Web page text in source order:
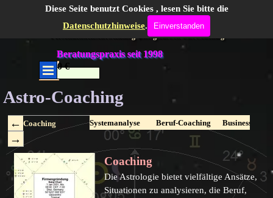
Diese Seite benutzt Cookies , lesen Sie bitte die
Datenschutzhinweise. Einverstanden
Direkt zum Seiteninhalt
Gabrielle Moog, gepr. Astrologin DAV
Persönlichkeitsentwicklung-Energiearbeit-LifeCoaching
Menü überspringen
0.00 €
Menü überspringen
Beratungspraxis seit 1998
Astro-Coaching
Coaching Systemanalyse Beruf-Coaching Business-
Coaching
Die Astrologie bietet vielfältige Ansätze,
Situationen zu analysieren, die Beruf,